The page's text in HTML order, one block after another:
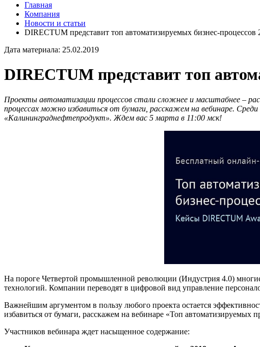
Главная
Компания
Новости и статьи
DIRECTUM представит топ автоматизируемых бизнес-процессов
Дата материала: 25.02.2019
DIRECTUM представит топ
Проекты автоматизации процессов стали сложнее и масштабнее –
процессах можно избавиться от бумаги, расскажем на вебинаре.
«Калининграднефтепродукт». Ждем вас 5 марта в 11:00 мск!
На пороге Четвертой промышленной революции (Индустрия 4.0)
технологий. Компании переводят в цифровой вид управление
Важнейшим аргументом в пользу любого проекта остается
избавиться от бумаги, расскажем на вебинаре «Топ автоматизируемых
Участников вебинара ждет насыщенное содержание: